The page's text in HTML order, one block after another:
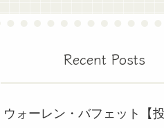
Recent Posts
ウォーレン・バフェット【